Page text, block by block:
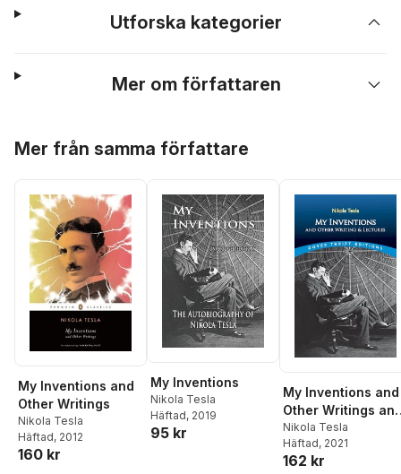
Utforska kategorier
Mer om författaren
Mer från samma författare
My Inventions and
Other Writings
Nikola Tesla
Häftad, 2012
160 kr
My Inventions
Nikola Tesla
Häftad, 2019
95 kr
My Inventions and
Other Writings
Lectures
Nikola Tesla
Häftad, 2021
162 kr